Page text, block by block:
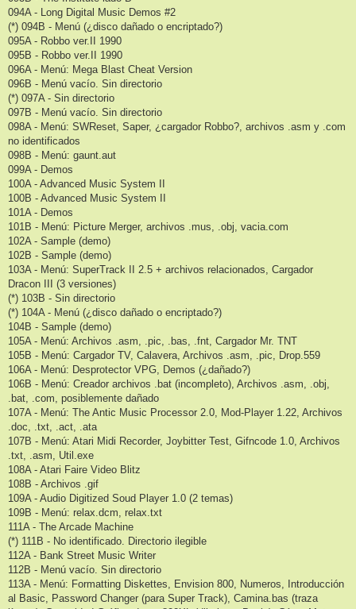
094A - Long Digital Music Demos #2
(*) 094B - Menú (¿disco dañado o encriptado?)
095A - Robbo ver.II 1990
095B - Robbo ver.II 1990
096A - Menú: Mega Blast Cheat Version
096B - Menú vacío. Sin directorio
(*) 097A - Sin directorio
097B - Menú vacío. Sin directorio
098A - Menú: SWReset, Saper, ¿cargador Robbo?, archivos .asm y .com
no identificados
098B - Menú: gaunt.aut
099A - Demos
100A - Advanced Music System II
100B - Advanced Music System II
101A - Demos
101B - Menú: Picture Merger, archivos .mus, .obj, vacia.com
102A - Sample (demo)
102B - Sample (demo)
103A - Menú: SuperTrack II 2.5 + archivos relacionados, Cargador
Dracon III (3 versiones)
(*) 103B - Sin directorio
(*) 104A - Menú (¿disco dañado o encriptado?)
104B - Sample (demo)
105A - Menú: Archivos .asm, .pic, .bas, .fnt, Cargador Mr. TNT
105B - Menú: Cargador TV, Calavera, Archivos .asm, .pic, Drop.559
106A - Menú: Desprotector VPG, Demos (¿dañado?)
106B - Menú: Creador archivos .bat (incompleto), Archivos .asm, .obj,
.bat, .com, posiblemente dañado
107A - Menú: The Antic Music Processor 2.0, Mod-Player 1.22, Archivos
.doc, .txt, .act, .ata
107B - Menú: Atari Midi Recorder, Joybitter Test, Gifncode 1.0, Archivos
.txt, .asm, Util.exe
108A - Atari Faire Video Blitz
108B - Archivos .gif
109A - Audio Digitized Soud Player 1.0 (2 temas)
109B - Menú: relax.dcm, relax.txt
111A - The Arcade Machine
(*) 111B - No identificado. Directorio ilegible
112A - Bank Street Music Writer
112B - Menú vacío. Sin directorio
113A - Menú: Formatting Diskettes, Envision 800, Numeros, Introducción
al Basic, Password Changer (para Super Track), Camina.bas (traza